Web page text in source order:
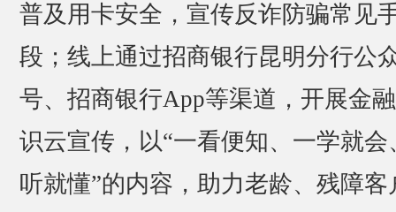
普及用卡安全，宣传反诈防骗常见
段；线上通过招商银行昆明分行公
号、招商银行App等渠道，开展金
识云宣传，以“一看便知、一学就会
听就懂”的内容，助力老龄、残障客